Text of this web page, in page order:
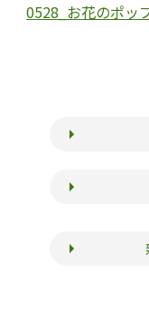
0528_お花のポッ